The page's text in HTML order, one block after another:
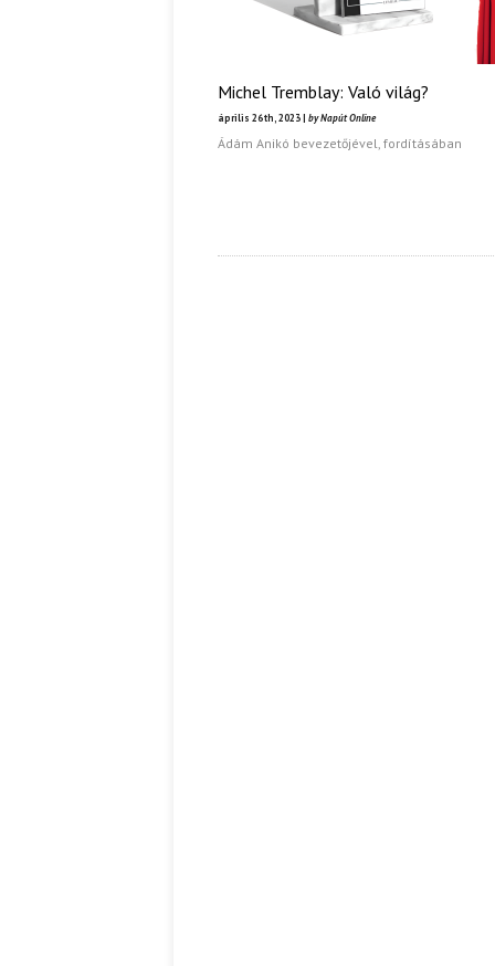
Michel Tremblay: Való világ?
április 26th, 2023 | by Napút Online
Ádám Anikó bevezetőjével, fordításában